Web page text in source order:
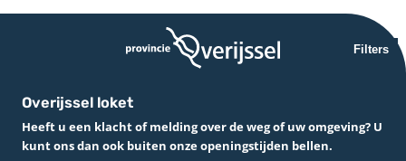
Filters
Overijssel loket
Heeft u een klacht of melding over de weg of uw omgeving? U
kunt ons dan ook buiten onze openingstijden bellen.